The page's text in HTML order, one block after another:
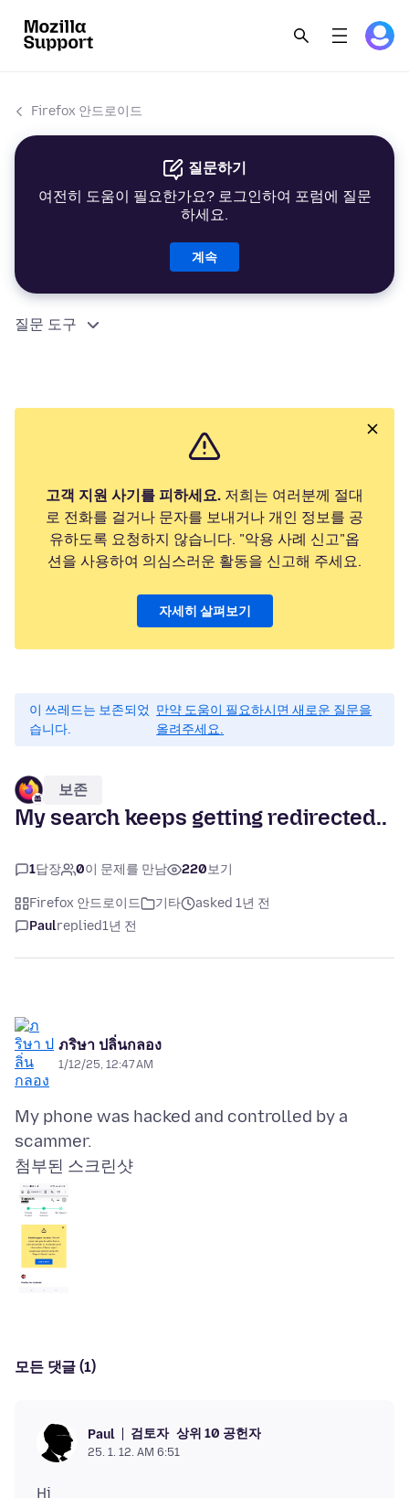
Firefox 안드로이드
질문하기
여전히 도움이 필요한가요? 로그인하여 포럼에 질문
하세요.
계속
질문 도구
고객 지원 사기를 피하세요. 저희는 여러분께 절대
로 전화를 걸거나 문자를 보내거나 개인 정보를 공
유하도록 요청하지 않습니다. "악용 사례 신고"옵
션을 사용하여 의심스러운 활동을 신고해 주세요.
자세히 살펴보기
이 쓰레드는 보존되었
습니다.
만약 도움이 필요하시면 새로운 질문을
올려주세요.
보존
My search keeps getting redirected..
1답장 0이 문제를 만남 220보기
Firefox 안드로이드 기타
asked 1년 전
Paulreplied1년 전
ภริษา ปลิ่นกลอง
1/12/25, 12:47 AM
My phone was hacked and controlled by a
첨부된 스크린샷
모든 댓글 (1)
Paul 검토자 상위 10 공헌자
25. 1. 12. AM 6:51